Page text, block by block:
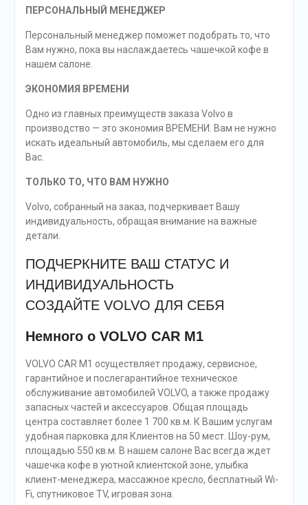
ПЕРСОНАЛЬНЫЙ МЕНЕДЖЕР
Персональный менеджер поможет подобрать то, что
Вам нужно, пока вы наслаждаетесь чашечкой кофе в
нашем салоне.
ЭКОНОМИЯ ВРЕМЕНИ
Одно из главных преимуществ заказа Volvo в
производство — это экономия ВРЕМЕНИ. Вам не нужно
искать идеальный автомобиль, мы сделаем его для
Вас.
ТОЛЬКО ТО, ЧТО ВАМ НУЖНО
Volvo, собранный на заказ, подчеркивает Вашу
индивидуальность, обращая внимание на важные
детали.
ПОДЧЕРКНИТЕ ВАШ СТАТУС И
ИНДИВИДУАЛЬНОСТЬ
СОЗДАЙТЕ VOLVO ДЛЯ СЕБЯ
Немного о VOLVO CAR M1
VOLVO CAR M1 осуществляет продажу, сервисное,
гарантийное и послегарантийное техническое
обслуживание автомобилей VOLVO, а также продажу
запасных частей и аксессуаров. Общая площадь
центра составляет более 1 700 кв.м. К Вашим услугам
удобная парковка для Клиентов на 50 мест. Шоу-рум,
площадью 550 кв.м. В нашем салоне Вас всегда ждет
чашечка кофе в уютной клиентской зоне, улыбка
клиент-менеджера, массажное кресло, бесплатный Wi-
Fi, спутниковое TV, игровая зона.